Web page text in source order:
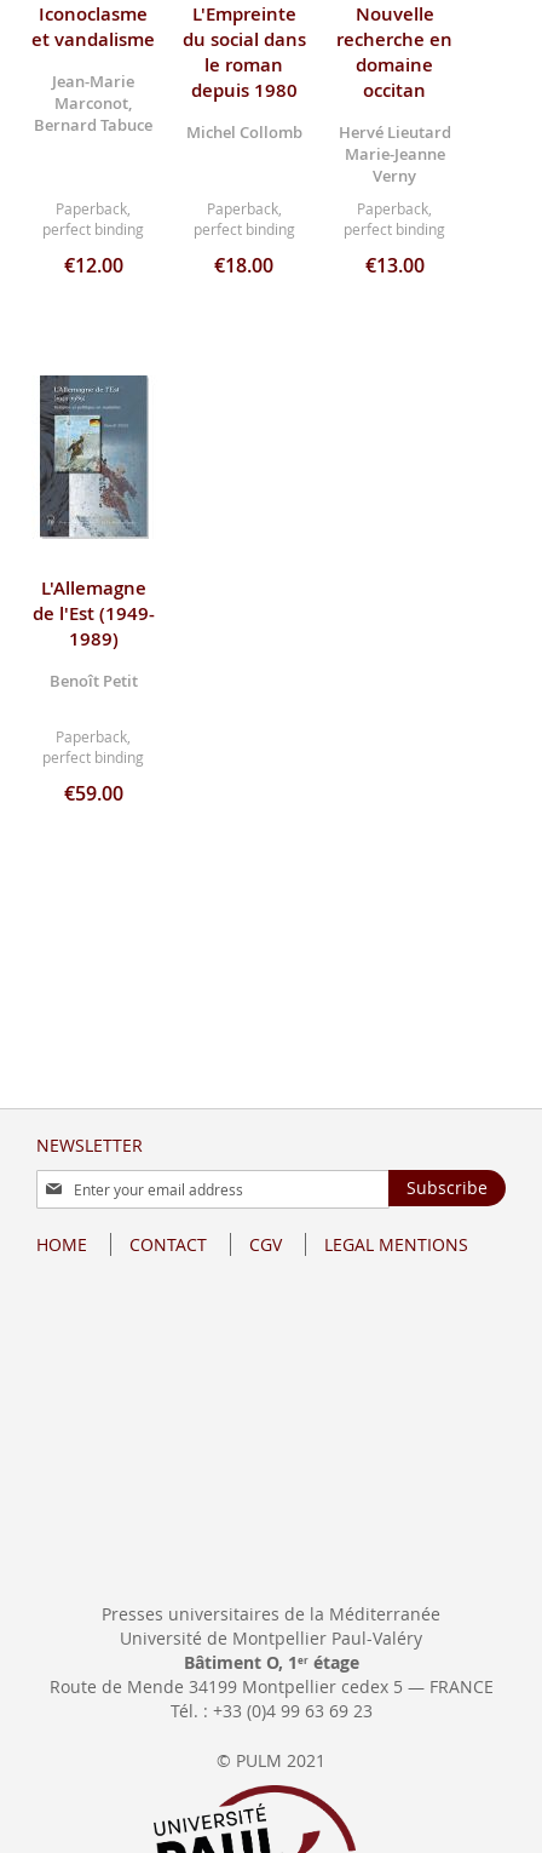
Iconoclasme
et vandalisme
Jean-Marie
Marconot,
Bernard Tabuce
Paperback,
perfect binding
€12.00
L'Empreinte
du social dans
le roman
depuis 1980
Michel Collomb
Paperback,
perfect binding
€18.00
Nouvelle
recherche en
domaine
occitan
Hervé Lieutard
Marie-Jeanne
Verny
Paperback,
perfect binding
€13.00
L'Allemagne
de l'Est (1949-
1989)
Benoît Petit
Paperback,
perfect binding
€59.00
NEWSLETTER
Sign
Up
Our
Subscribe
HOME CONTACT CGV LEGAL MENTIONS
Presses universitaires de la Méditerranée
Université de Montpellier Paul-Valéry
Bâtiment O, 1 erétage
Route de Mende 34199 Montpellier cedex 5 — FRANCE
Tél. : +33 (0)4 99 63 69 23
© PULM 2021